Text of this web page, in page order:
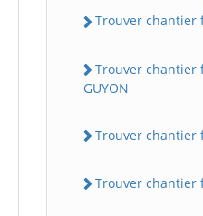
Trouver chantier
Trouver chantier
GUYON
Trouver chantier
Trouver chantier